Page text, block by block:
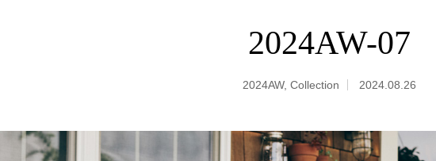
2024AW-07
2024AW, Collection 2024.08.26